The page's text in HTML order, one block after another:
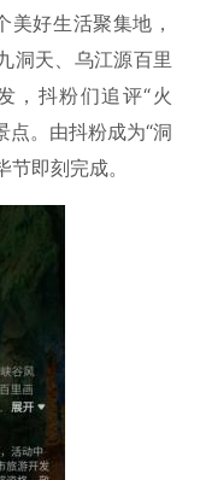
好生活聚集地，
洞天、乌江源百里
，抖粉们追评“火
点。由抖粉成为“洞
即刻完成。